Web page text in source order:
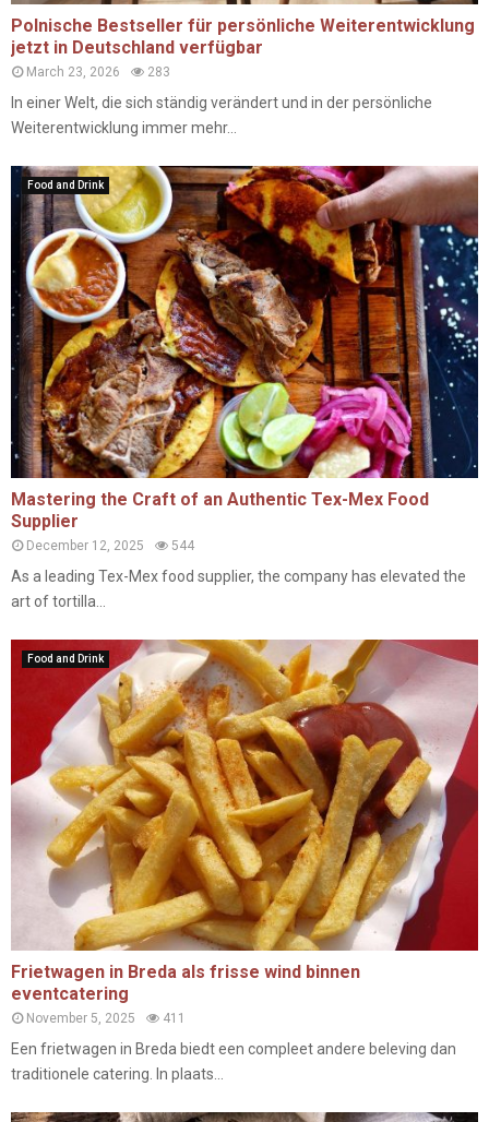
Polnische Bestseller für persönliche Weiterentwicklung
jetzt in Deutschland verfügbar
March 23, 2026 283
In einer Welt, die sich ständig verändert und in der persönliche
Weiterentwicklung immer mehr...
Food and Drink
Mastering the Craft of an Authentic Tex-Mex Food
Supplier
December 12, 2025 544
As a leading Tex-Mex food supplier, the company has elevated the
art of tortilla...
Food and Drink
Frietwagen in Breda als frisse wind binnen
eventcatering
November 5, 2025 411
Een frietwagen in Breda biedt een compleet andere beleving dan
traditionele catering. In plaats...